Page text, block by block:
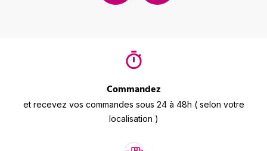
Commandez
et recevez vos commandes sous 24 à 48h ( selon votre
localisation )